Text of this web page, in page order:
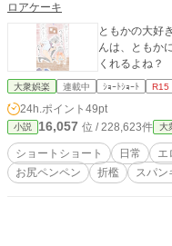
ロアケーキ
ともかの大好
んは、ともかに冷たくする。
くれるよね？
大衆娯楽 連載中 ｼｮｰﾄｼｮｰﾄ R15
24h.ポイント 49pt
小説 16,057 位 / 228,623件 大
ショートショート 日常 エ
お尻ペンペン
折檻 スパン